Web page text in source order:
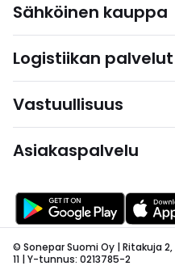
Sähköinen kauppa
Logistiikan palvelut
Vastuullisuus
Asiakaspalvelu
© Sonepar Suomi Oy | Ritakuja 2,
11 | Y-tunnus: 0213785-2